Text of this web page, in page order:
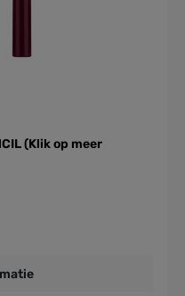
(Klik op meer